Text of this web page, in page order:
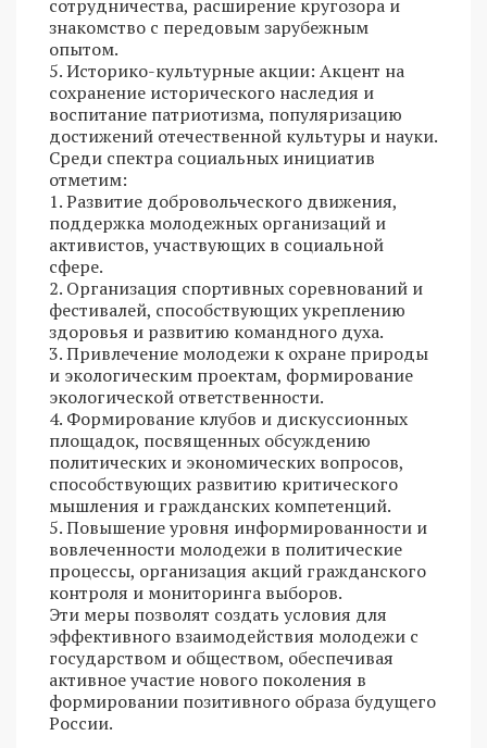
сотрудничества, расширение кругозора и
знакомство с передовым зарубежным
опытом.
5. Историко-культурные акции: Акцент на
сохранение исторического наследия и
воспитание патриотизма, популяризацию
достижений отечественной культуры и науки.
Среди спектра социальных инициатив
отметим:
1. Развитие добровольческого движения,
поддержка молодежных организаций и
активистов, участвующих в социальной
сфере.
2. Организация спортивных соревнований и
фестивалей, способствующих укреплению
здоровья и развитию командного духа.
3. Привлечение молодежи к охране природы
и экологическим проектам, формирование
экологической ответственности.
4. Формирование клубов и дискуссионных
площадок, посвященных обсуждению
политических и экономических вопросов,
способствующих развитию критического
мышления и гражданских компетенций.
5. Повышение уровня информированности и
вовлеченности молодежи в политические
процессы, организация акций гражданского
контроля и мониторинга выборов.
Эти меры позволят создать условия для
эффективного взаимодействия молодежи с
государством и обществом, обеспечивая
активное участие нового поколения в
формировании позитивного образа будущего
России.